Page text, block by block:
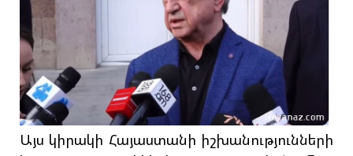
Այս կիրակի Հայաստանի իշխանությունների